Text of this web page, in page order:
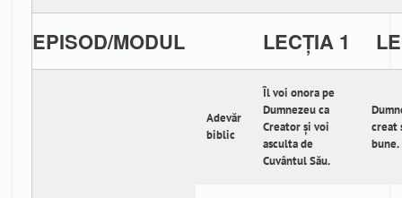
EPISOD/MODUL LECȚIA 1
Adevăr
biblic
Îl voi onora pe
Dumnezeu ca
Creator și voi
asculta de
Cuvântul Său.
creat
bune.